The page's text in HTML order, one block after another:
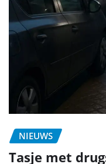
NIEUWS
Tasje met